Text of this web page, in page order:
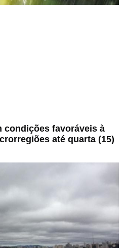
condições favoráveis à
até quarta (15)